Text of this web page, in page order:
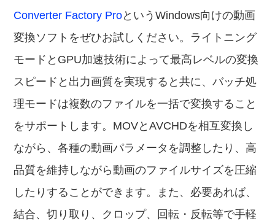
Converter Factory ProというWindows向けの動画
変換ソフトをぜひお試しください。ライトニング
モードとGPU加速技術によって最高レベルの変換
スピードと出力画質を実現すると共に、バッチ処
理モードは複数のファイルを一括で変換すること
をサポートします。MOVとAVCHDを相互変換し
ながら、各種の動画パラメータを調整したり、高
品質を維持しながら動画のファイルサイズを圧縮
したりすることができます。また、必要あれば、
結合、切り取り、クロップ、回転・反転等で手軽